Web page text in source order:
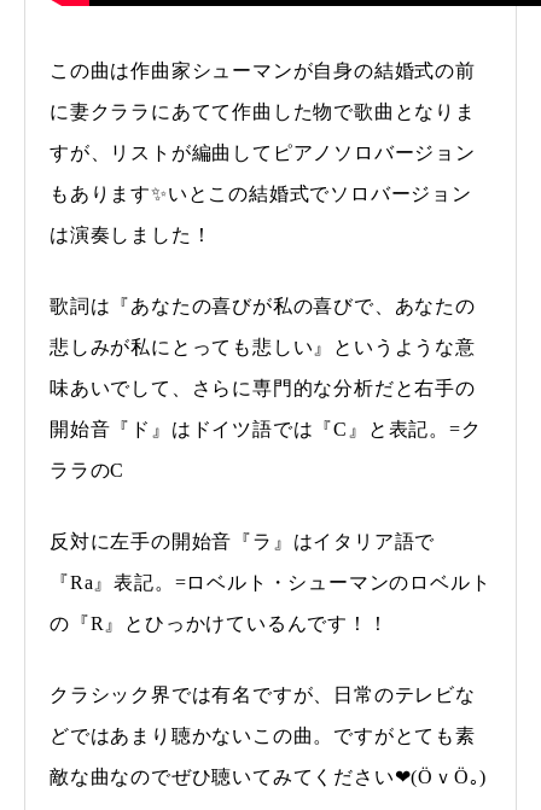
この曲は作曲家シューマンが自身の結婚式の前
に妻クララにあてて作曲した物で歌曲となりま
すが、リストが編曲してピアノソロバージョン
もあります✨いとこの結婚式でソロバージョン
は演奏しました！
歌詞は『あなたの喜びが私の喜びで、あなたの
悲しみが私にとっても悲しい』というような意
味あいでして、さらに専門的な分析だと右手の
開始音『ド』はドイツ語では『C』と表記。=ク
ララのC
反対に左手の開始音『ラ』はイタリア語で
『Ra』表記。=ロベルト・シューマンのロベルト
の『R』とひっかけているんです！！
クラシック界では有名ですが、日常のテレビな
どではあまり聴かないこの曲。ですがとても素
敵な曲なのでぜひ聴いてみてください❤(ӦｖӦ｡)